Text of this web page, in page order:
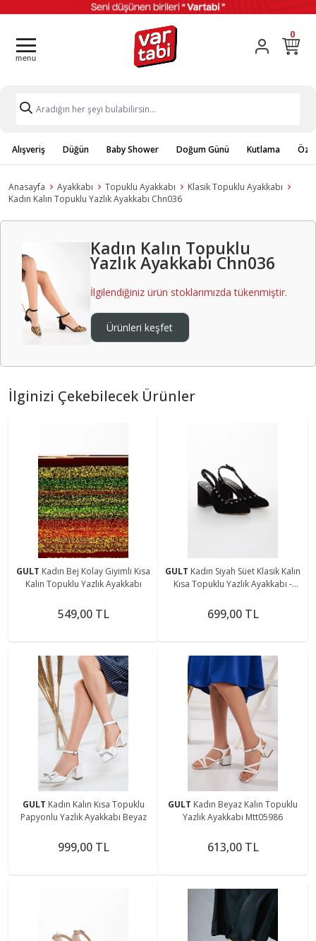
0
Alışveriş Düğün Baby Shower Doğum Günü Kutlama
Anasayfa Ayakkabı Topuklu Ayakkabı
Klasik Topuklu Ayakkabı
Kadın Kalın Topuklu Yazlık Ayakkabı Chn036
Kadın Kalın Topuklu
Yazlık Ayakkabı Chn036
İlgilendiğiniz ürün stoklarımızda tükenmiştir.
Ürünleri keşfet
İlginizi Çekebilecek Ürünler
GULT Kadın Bej Kolay Giyimli Kısa
Kalın Topuklu Yazlık Ayakkabı
549,00 TL
GULT Kadın Siyah Süet Klasik Kalın
Kısa Topuklu Yazlık Ayakkabı -
699,00 TL
GULT Kadın Kalın Kısa Topuklu
Papyonlu Yazlık Ayakkabı Beyaz
999,00 TL
GULT Kadın Beyaz Kalın Topuklu
Yazlık Ayakkabı Mtt05986
613,00 TL